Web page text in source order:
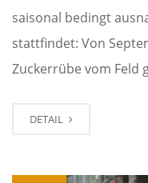
saisonal bedingt
stattfindet: Von
Zuckerrübe vom Feld
DETAIL